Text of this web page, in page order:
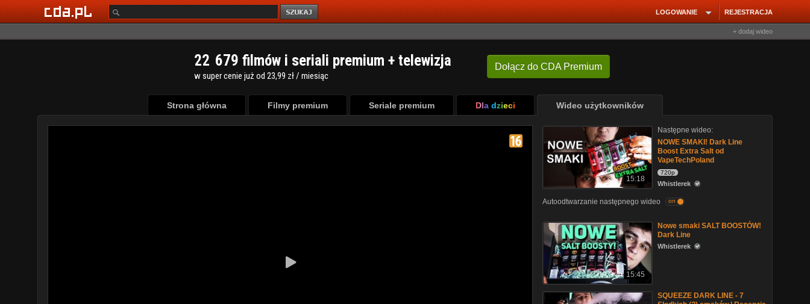
REJESTRACJA
LOGOWANIE
+ dodaj wideo
Dołącz do CDA Premium
22 679 filmów i seriali premium + telewizja
w super cenie już od 23,99 zł / miesiąc
Strona główna Filmy premium Seriale premium Dla dzieci Wideo użytkowników
15:18
Następne wideo:
NOWE SMAKI! Dark Line
Boost Extra Salt od
VapeTechPoland
720p
Whistlerek
Autoodtwarzanie następnego wideo on
15:45
Nowe smaki SALT BOOSTÓW!
Dark Line
Whistlerek
SQUEEZE DARK LINE - 7